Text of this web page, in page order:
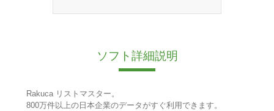
ソフト詳細説明
Rakuca リストマスター。
800万件以上の日本企業のデータがすぐ利用できます。